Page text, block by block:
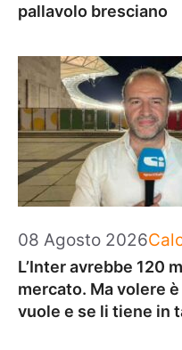
pallavolo bresciano
08 Agosto 2026
L’Inter avrebbe 120
mercato. Ma volere
vuole e se li tiene in